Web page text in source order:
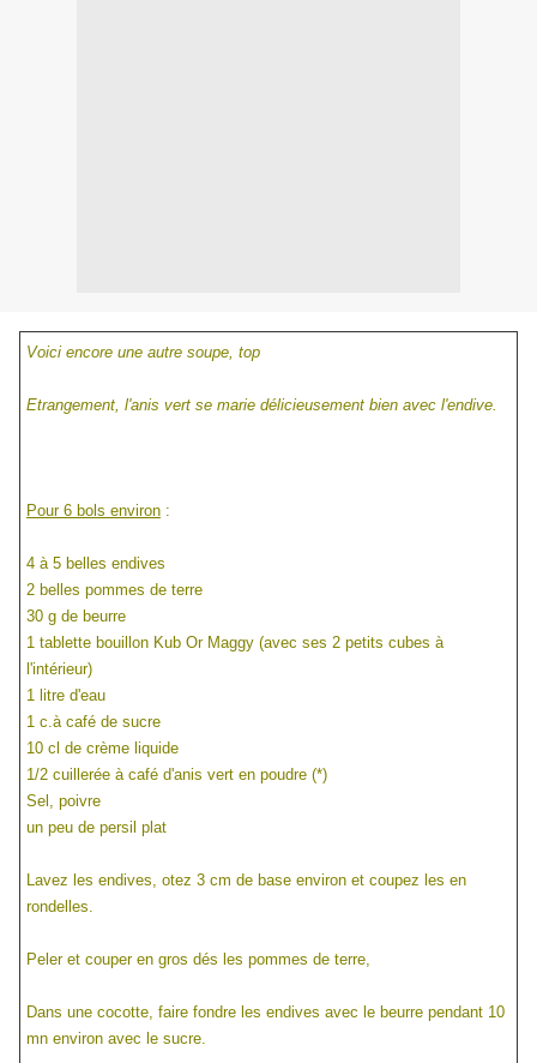
Voici encore une autre soupe, top
Etrangement, l'anis vert se marie délicieusement bien avec l'endive.
Pour 6 bols environ :
4 à 5 belles endives
2 belles pommes de terre
30 g de beurre
1 tablette bouillon Kub Or Maggy (avec ses 2 petits cubes à
l'intérieur)
1 litre d'eau
1 c.à café de sucre
10 cl de crème liquide
1/2 cuillerée à café d'anis vert en poudre (*)
Sel, poivre
un peu de persil plat
Lavez les endives, otez 3 cm de base environ et coupez les en
rondelles.
Peler et couper en gros dés les pommes de terre,
Dans une cocotte, faire fondre les endives avec le beurre pendant 10
mn environ avec le sucre.